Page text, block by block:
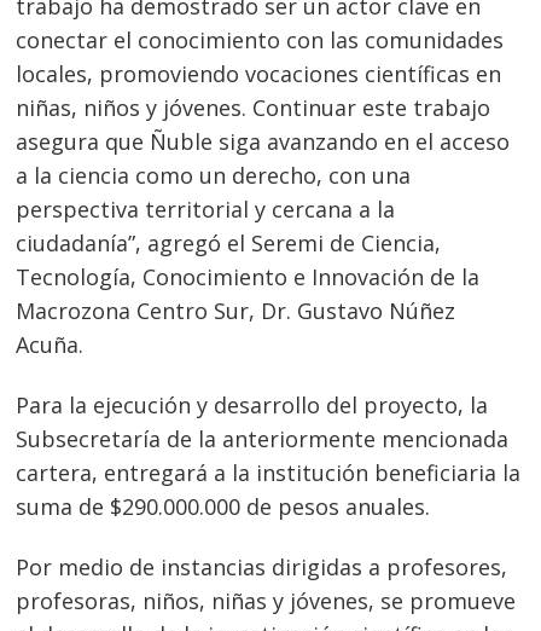
trabajo ha demostrado ser un actor clave en
conectar el conocimiento con las comunidades
locales, promoviendo vocaciones científicas en
niñas, niños y jóvenes. Continuar este trabajo
asegura que Ñuble siga avanzando en el acceso
a la ciencia como un derecho, con una
perspectiva territorial y cercana a la
ciudadanía”, agregó el Seremi de Ciencia,
Tecnología, Conocimiento e Innovación de la
Macrozona Centro Sur, Dr. Gustavo Núñez
Acuña.
Para la ejecución y desarrollo del proyecto, la
Subsecretaría de la anteriormente mencionada
cartera, entregará a la institución beneficiaria la
suma de $290.000.000 de pesos anuales.
Por medio de instancias dirigidas a profesores,
profesoras, niños, niñas y jóvenes, se promueve